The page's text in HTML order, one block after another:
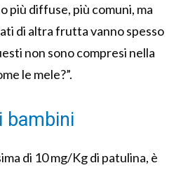
più diffuse, più comuni, ma
di altra frutta vanno spesso
non sono compresi nella
le mele?”.
bambini
di 10 mg/Kg di patulina, è